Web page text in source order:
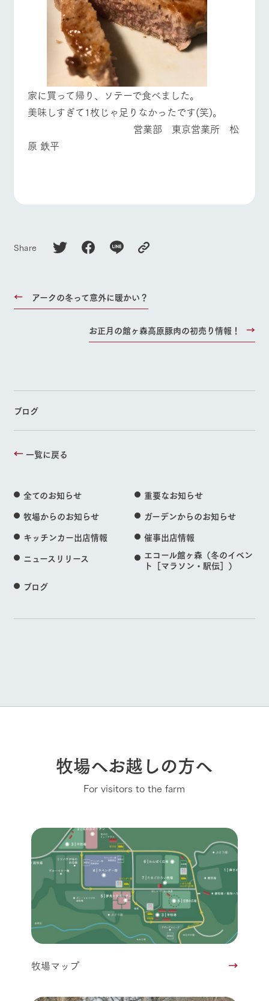
​家に買って帰り、ソテーで食べました。
​美味しすぎて1枚じゃ足りなかったです(笑)。
営業部 東京営業所 松
原 鉄平
Share
アークの冬って意外に暖かい？
お正月の館ヶ森高原豚肉の初売り情報！
ブログ
一覧に戻る
全てのお知らせ
重要なお知らせ
牧場からのお知らせ
ガーデンからのお知らせ
キッチンカー出店情報
催事出店情報
ニュースリリース
エコール館ヶ森（冬のイベン
ト［マラソン・駅伝］）
ブログ
牧場へお越しの方へ
For visitors to the farm
牧場マップ